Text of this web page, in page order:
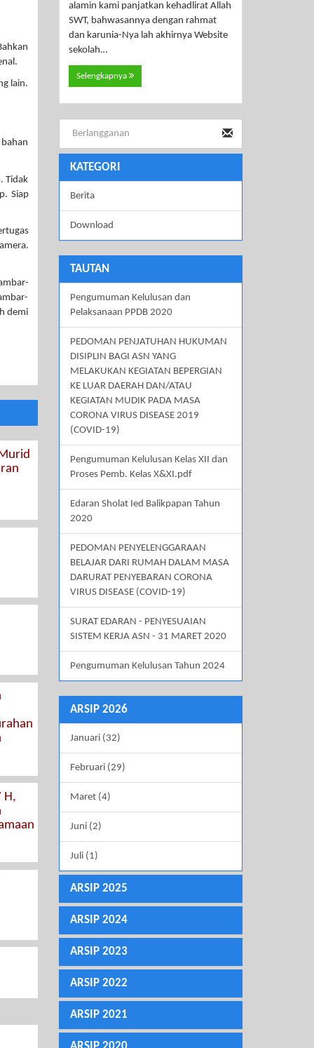
lain.
Tidak
Siap
demi
H,
alamin kami panjatkan kehadlirat Allah
SWT, bahwasannya dengan rahmat
dan karunia-Nya lah akhirnya Website
sekolah…
Selengkapnya
KATEGORI
Berita
Download
TAUTAN
Pengumuman Kelulusan dan
Pelaksanaan PPDB 2020
PEDOMAN PENJATUHAN HUKUMAN
DISIPLIN BAGI ASN YANG
MELAKUKAN KEGIATAN BEPERGIAN
KE LUAR DAERAH DAN/ATAU
KEGIATAN MUDIK PADA MASA
CORONA VIRUS DISEASE 2019
(COVID-19)
Pengumuman Kelulusan Kelas XII dan
Proses Pemb. Kelas X&XI.pdf
Edaran Sholat Ied Balikpapan Tahun
2020
PEDOMAN PENYELENGGARAAN
BELAJAR DARI RUMAH DALAM MASA
DARURAT PENYEBARAN CORONA
VIRUS DISEASE (COVID-19)
SURAT EDARAN - PENYESUAIAN
SISTEM KERJA ASN - 31 MARET 2020
Pengumuman Kelulusan Tahun 2024
ARSIP 2026
Januari (32)
Februari (29)
Maret (4)
Juni (2)
Juli (1)
ARSIP 2025
ARSIP 2024
ARSIP 2023
ARSIP 2022
ARSIP 2021